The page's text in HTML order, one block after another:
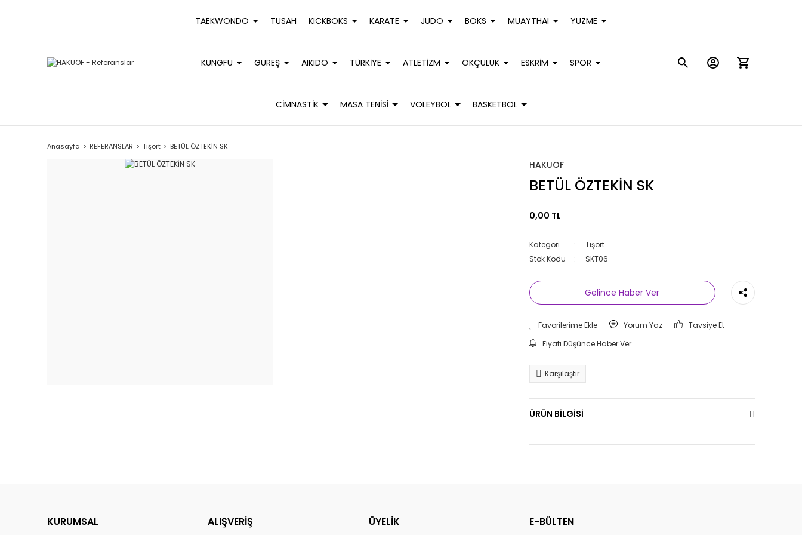
TAEKWONDO TUSAH KICKBOKS KARATE JUDO BOKS MUAYTHAI YÜZME
KUNGFU GÜREŞ AIKIDO TÜRKİYE ATLETİZM OKÇULUK ESKRİM SPOR
CİMNASTİK MASA TENİSİ VOLEYBOL BASKETBOL
Anasayfa REFERANSLAR Tişört BETÜL ÖZTEKİN SK
HAKUOF
BETÜL ÖZTEKİN SK
0,00 TL
Kategori
Tişört
Stok Kodu
SKT06
Gelince Haber Ver
Yorum Yaz
Tavsiye Et
Fiyatı Düşünce Haber Ver
Karşılaştır
ÜRÜN BİLGİSİ
KURUMSAL ALIŞVERİŞ ÜYELİK E-BÜLTEN